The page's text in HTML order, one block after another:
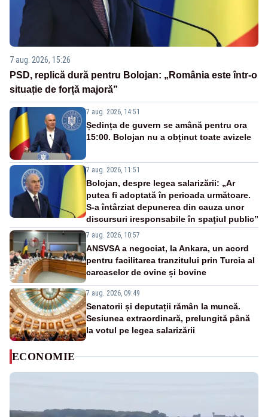
7 aug. 2026, 15:26
PSD, replică dură pentru Bolojan: „România este într-o
situație de forță majoră”
7 aug. 2026, 14:51
Ședința de guvern se amână pentru ora
15:00. Bolojan nu a obținut toate avizele
7 aug. 2026, 11:51
Bolojan, despre legea salarizării: „Ar
putea fi adoptată în perioada următoare.
S-a întârziat depunerea din cauza unor
discursuri iresponsabile în spaţiul public”
7 aug. 2026, 10:57
ANSVSA a negociat, la Ankara, un acord
pentru facilitarea tranzitului prin Turcia al
carcaselor de ovine și bovine
7 aug. 2026, 09:49
Senatorii și deputații rămân la muncă.
Sesiunea extraordinară, prelungită până
la votul pe legea salarizării
ECONOMIE